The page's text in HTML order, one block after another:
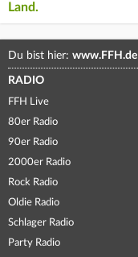
Land.
Du bist hier: www.FFH.de
RADIO
FFH Live
80er Radio
90er Radio
2000er Radio
Rock Radio
Oldie Radio
Schlager Radio
Party Radio